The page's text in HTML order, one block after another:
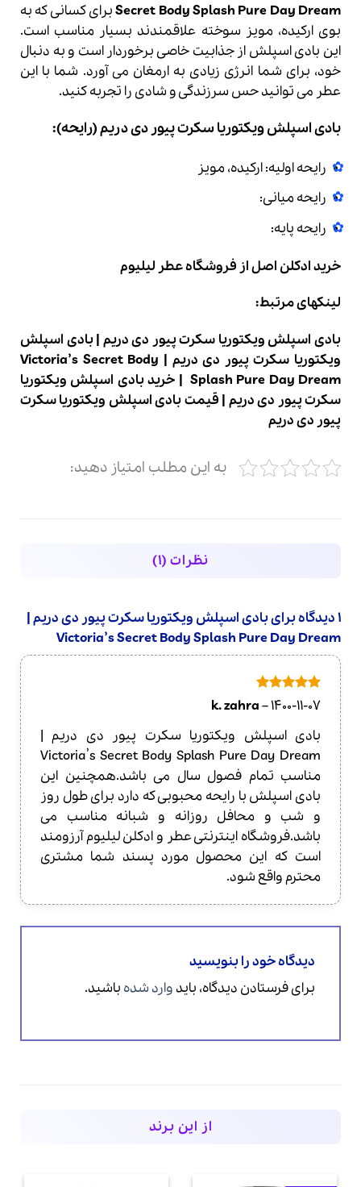
Secret Body Splash Pure Day Dreamبرای کسانی که به
بوی ارکیده، مویز سوخته علاقمندند بسیار مناسب است.
این بادی اسپلش از جذابیت خاصی برخوردار است و به دنبال
خود، برای شما انرژی زیادی به ارمغان می آورد. شما با این
عطر می توانید حس سرزندگی و شادی را تجربه کنید.
بادی اسپلش ویکتوریا سکرت پیور دی دریم(رایحه):
رایحه اولیه: ارکیده، مویز
رایحه میانی:
رایحه پایه:
خرید ادکلن اصلاز فروشگاه عطر لیلیوم
لینکهای مرتبط:
بادی اسپلش ویکتوریا سکرت پیور دی دریم |بادی اسپلش
ویکتوریا سکرت پیور دی دریم |
Victoria’s Secret Body
Splash Pure Day Dream
| خرید بادی اسپلش ویکتوریا
سکرت پیور دی دریم | قیمت بادی اسپلش ویکتوریا سکرت
پیور دی دریم
به این مطلب امتیاز دهید:
نظرات (1)
1 دیدگاه برای
بادی اسپلش ویکتوریا سکرت پیور دی دریم |
Victoria’s Secret Body Splash Pure Day Dream
امتیاز 5از
5
k. zahra–1400-11-07
بادی اسپلش ویکتوریا سکرت پیور دی دریم |
Victoria’s Secret Body Splash Pure Day Dream
مناسب تمام فصول سال می باشد.همچنین این
بادی اسپلش با رایحه محبوبی که دارد برای طول روز
و شب و محافل روزانه و شبانه مناسب می
باشد.فروشگاه اینترنتی عطر و ادکلن لیلیوم آرزومند
است که این محصول مورد پسند شما مشتری
محترم واقع شود.
دیدگاه خود را بنویسید
برای فرستادن دیدگاه، باید وارد شده باشید.
از این برند